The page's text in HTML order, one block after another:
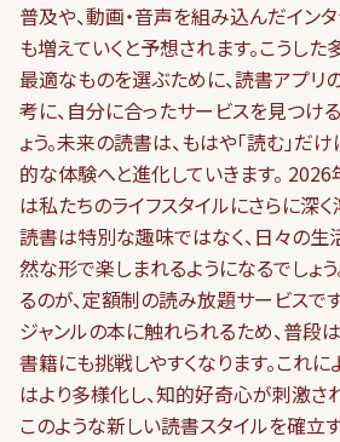
普及や、動画・音声を組み込んだイン
も増えていくと予想されます。こうした
最適なものを選ぶために、読書アプリ
考に、自分に合ったサービスを見つけ
ょう。未来の読書は、もはや「読む」だ
的な体験へと進化していきます。
は私たちのライフスタイルにさらに深く
読書は特別な趣味ではなく、日々の生
然な形で楽しまれるようになるでしょ
るのが、定額制の読み放題サービスで
ジャンルの本に触れられるため、普段
書籍にも挑戦しやすくなります。これ
はより多様化し、知的好奇心が刺激さ
このような新しい読書スタイルを確立